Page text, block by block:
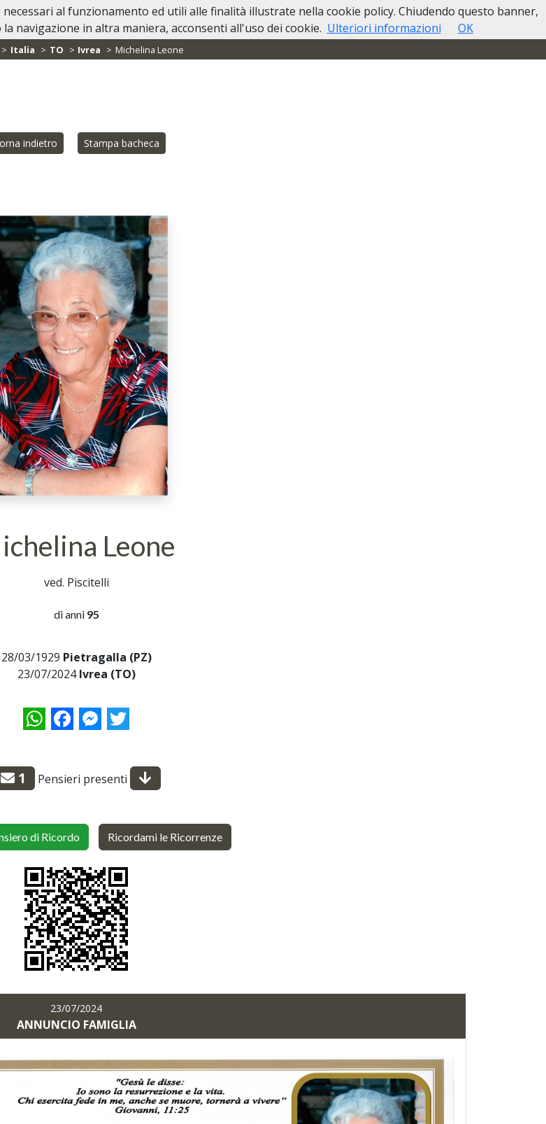
Home Lutti Personaggi Pubblici In Caso di Decesso Casa Funeraria Contatti
Italia TO Ivrea Michelina Leone
indietro Stampa bacheca
Leone
ved. Piscitelli
di anni 95
28/03/1929 Pietragalla (PZ)
23/07/2024Ivrea (TO)
WhatsAppFacebookMessenger
Twitter
1 Pensieri presenti
di Ricordo Ricordami le Ricorrenze
23/07/2024
ANNUNCIO FAMIGLIA
al funzionamento ed utili alle finalità illustrate nella cookie policy. Chiudendo questo banner,
navigazione in altra maniera, acconsenti all'uso dei cookie. Ulteriori informazioni OK